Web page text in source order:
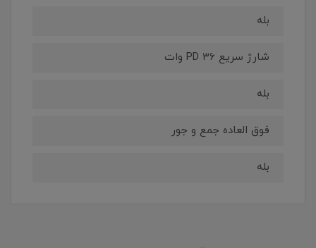
بله
شارژ سریع PD ۳۶ وات
بله
فوق العاده جمع و جور
بله